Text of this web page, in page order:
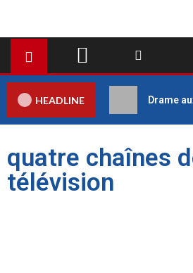
HEADLINE Drame
quatre chaînes
télévision